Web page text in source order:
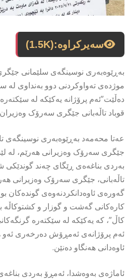
سەیرکراوە:(1.5K)
بەڕێوەبەری نوسینگەی سلێمانی
موژدەی تەواوکردنی دوو بەنداوی لە
دەڵێت”ئەم پرۆژانە یەکێکە لە
قوباد تاڵەبانی جێگری سەرۆک
عەتا محەمەد بەڕێوەبەری نوسینگەی
جێگری سەرۆک وەزیرانی هەرێم، لە
بەردی بناغەەی ڕێگای چەند گوندێکی
تاڵەبانی، جێگری سەرۆک وەزیرانی
گەورەی ئاوەدانکردنەوەی گوندەکان
کارەکانی گەشت و گوزار و کشتوکاڵە
کاڵ”، کە یەکێکە لە سێکتەرە
ئەم پرۆژانەی ئەمڕۆش دەرخەری ئەو
ئاوەدانی هەنگاو دەنێن.
ئاماژەی بەوەشدا، ئەمڕۆ بەردی